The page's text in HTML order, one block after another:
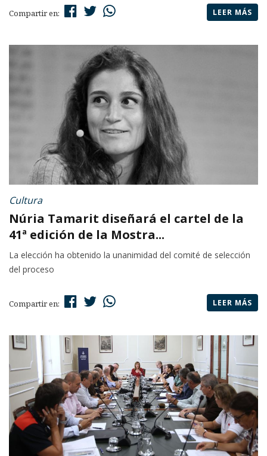
Compartir en: LEER MÁS
Cultura
Núria Tamarit diseñará el cartel de la
41ª edición de la Mostra...
La elección ha obtenido la unanimidad del comité de selección
del proceso
Compartir en: LEER MÁS